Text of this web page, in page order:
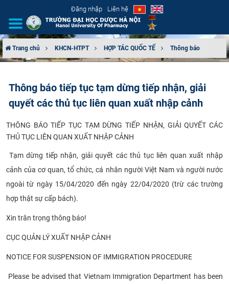
Đăng nhập Liên hệ
CƠ CẤU TỔ CHỨC
TUYỂN SINH
ĐÀO TẠO
ĐẢM BẢO CHẤT LƯỢNG
KHOA HỌC CÔNG NGHỆ
HTQT
CỰU NGƯỜI HỌC
Trang chủ KHCN-HTPT HỢP TÁC QUỐC TẾ Thông báo
Thông báo tiếp tục tạm dừng tiếp nhận, giải
quyết các thủ tục liên quan xuất nhập cảnh
THÔNG BÁO TIẾP TỤC TẠM DỪNG TIẾP NHẬN, GIẢI QUYẾT CÁC
THỦ TỤC LIÊN QUAN XUẤT NHẬP CẢNH
Tạm dừng tiếp nhận, giải quyết các thủ tục liên quan xuất nhập
cảnh của cơ quan, tổ chức, cá nhân người Việt Nam và người nước
ngoài từ ngày 15/04/2020 đến ngày 22/04/2020 (trừ các trường
hợp thật sự cấp bách).
Xin trân trọng thông báo!
CỤC QUẢN LÝ XUẤT NHẬP CẢNH
NOTICE FOR SUSPENSION OF IMMIGRATION PROCEDURE
Please be advised that Vietnam Immigration Department has been